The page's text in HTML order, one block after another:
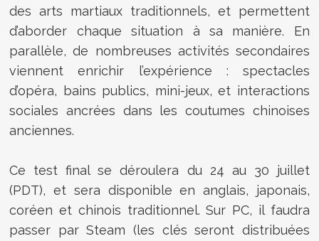
des arts martiaux traditionnels, et permettent
d’aborder chaque situation à sa manière. En
parallèle, de nombreuses activités secondaires
viennent enrichir l’expérience : spectacles
d’opéra, bains publics, mini-jeux, et interactions
sociales ancrées dans les coutumes chinoises
anciennes.
Ce test final se déroulera du 24 au 30 juillet
(PDT), et sera disponible en anglais, japonais,
coréen et chinois traditionnel. Sur PC, il faudra
passer par Steam (les clés seront distribuées